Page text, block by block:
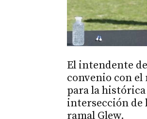
El intendente
convenio con
para la
intersección de
ramal Glew.